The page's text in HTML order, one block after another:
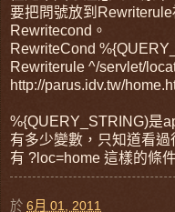
要把問號放到
Rewritecond。
RewriteCond
Rewriterule ^/servlet/
http://parus.idv.tw/
%{QUERY_STRING)是
有多少變數，只知道看
有 ?loc=home 這樣的條
於 6月 01, 2011